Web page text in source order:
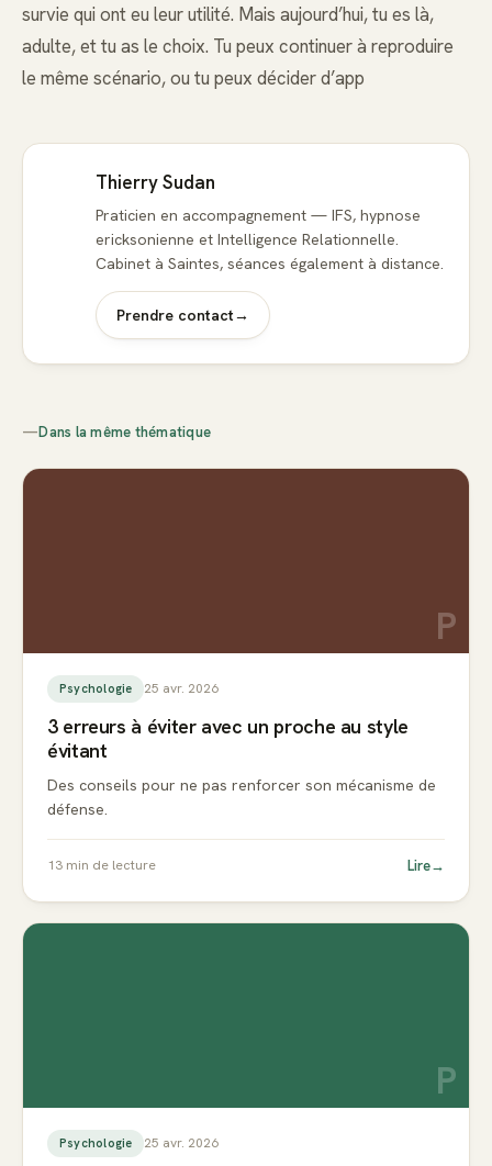
survie qui ont eu leur utilité. Mais aujourd’hui, tu es là,
adulte, et tu as le choix. Tu peux continuer à reproduire
le même scénario, ou tu peux décider d’app
Thierry Sudan
Praticien en accompagnement — IFS, hypnose
ericksonienne et Intelligence Relationnelle.
Cabinet à Saintes, séances également à distance.
Prendre contact→
—Dans la même thématique
P
Psychologie 25 avr. 2026
3 erreurs à éviter avec un proche au style
évitant
Des conseils pour ne pas renforcer son mécanisme de
défense.
13 min de lecture Lire→
P
Psychologie 25 avr. 2026